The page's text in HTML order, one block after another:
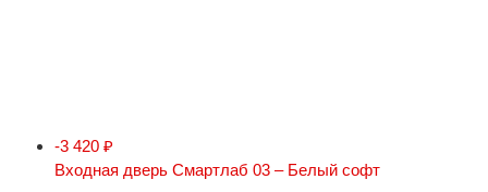
-3 420 ₽
Входная дверь Смартлаб 03 – Белый софт